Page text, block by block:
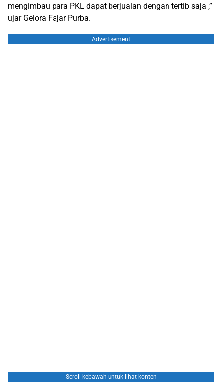
mengimbau para PKL dapat berjualan dengan tertib saja ,”
ujar Gelora Fajar Purba.
Advertisement
Scroll kebawah untuk lihat konten